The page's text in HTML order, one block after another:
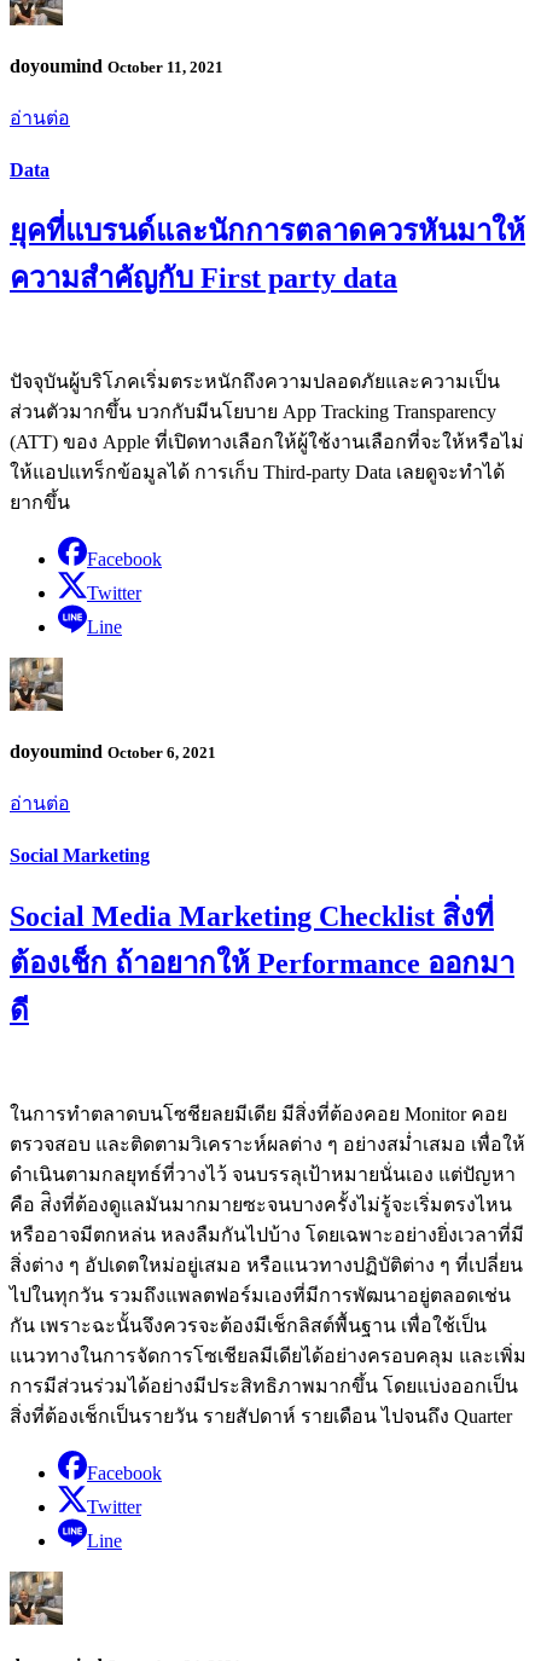
doyoumind October 11, 2021
อ่านต่อ
Data
ยุคที่แบรนด์และนักการตลาดควรหันมาให้
ความสำคัญกับ First party data
ปัจจุบันผู้บริโภคเริ่มตระหนักถึงความปลอดภัยและความเป็น
ส่วนตัวมากขึ้น บวกกับมีนโยบาย App Tracking Transparency
(ATT) ของ Apple ที่เปิดทางเลือกให้ผู้ใช้งานเลือกที่จะให้หรือไม่
ให้แอปแทร็กข้อมูลได้ การเก็บ Third-party Data เลยดูจะทำได้
ยากขึ้น
Facebook
Twitter
Line
doyoumind October 6, 2021
อ่านต่อ
Social Marketing
Social Media Marketing Checklist สิ่งที่
ต้องเช็ก ถ้าอยากให้ Performance ออกมา
ดี
ในการทำตลาดบนโซชียลยมีเดีย มีสิ่งที่ต้องคอย Monitor คอย
ตรวจสอบ และติดตามวิเคราะห์ผลต่าง ๆ อย่างสม่ำเสมอ เพื่อให้
ดำเนินตามกลยุทธ์ที่วางไว้ จนบรรลุเป้าหมายนั่นเอง แต่ปัญหา
คือ ส่ิงที่ต้องดูแลมันมากมายซะจนบางครั้งไม่รู้จะเริ่มตรงไหน
หรืออาจมีตกหล่น หลงลืมกันไปบ้าง โดยเฉพาะอย่างยิ่งเวลาที่มี
สิ่งต่าง ๆ อัปเดตใหม่อยู่เสมอ หรือแนวทางปฏิบัติต่าง ๆ ที่เปลี่ยน
ไปในทุกวัน รวมถึงแพลตฟอร์มเองที่มีการพัฒนาอยู่ตลอดเช่น
กัน เพราะฉะนั้นจึงควรจะต้องมีเช็กลิสต์พื้นฐาน เพื่อใช้เป็น
แนวทางในการจัดการโซเชียลมีเดียได้อย่างครอบคลุม และเพิ่ม
การมีส่วนร่วมได้อย่างมีประสิทธิภาพมากขึ้น โดยแบ่งออกเป็น
สิ่งที่ต้องเช็กเป็นรายวัน รายสัปดาห์ รายเดือน ไปจนถึง Quarter
Facebook
Twitter
Line